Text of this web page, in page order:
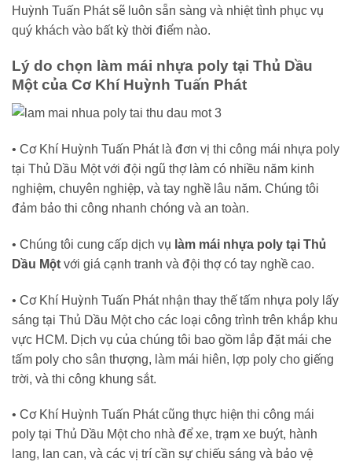
Huỳnh Tuấn Phát sẽ luôn sẵn sàng và nhiệt tình phục vụ
quý khách vào bất kỳ thời điểm nào.
Lý do chọn làm mái nhựa poly tại Thủ Dầu
Một của Cơ Khí Huỳnh Tuấn Phát
• Cơ Khí Huỳnh Tuấn Phát là đơn vị thi công mái nhựa poly
tại Thủ Dầu Một với đội ngũ thợ làm có nhiều năm kinh
nghiệm, chuyên nghiệp, và tay nghề lâu năm. Chúng tôi
đảm bảo thi công nhanh chóng và an toàn.
• Chúng tôi cung cấp dịch vụ làm mái nhựa poly tại Thủ
Dầu Một với giá cạnh tranh và đội thợ có tay nghề cao.
• Cơ Khí Huỳnh Tuấn Phát nhận thay thế tấm nhựa poly lấy
sáng tại Thủ Dầu Một cho các loại công trình trên khắp khu
vực HCM. Dịch vụ của chúng tôi bao gồm lắp đặt mái che
tấm poly cho sân thượng, làm mái hiên, lợp poly cho giếng
trời, và thi công khung sắt.
• Cơ Khí Huỳnh Tuấn Phát cũng thực hiện thi công mái
poly tại Thủ Dầu Một cho nhà để xe, trạm xe buýt, hành
lang, lan can, và các vị trí cần sự chiếu sáng và bảo vệ